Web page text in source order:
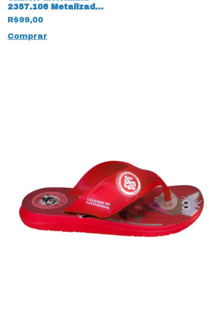
2357.106 Metalizado
Premium 17518
Dourado
R$99,00
Comprar